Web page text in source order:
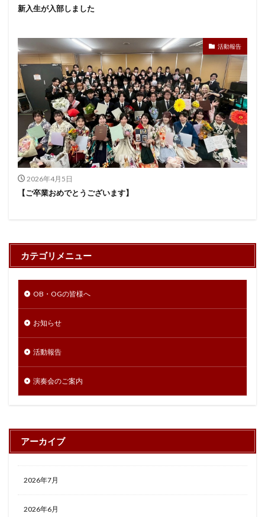
新入生が入部しました
活動報告
2026年4月5日
【ご卒業おめでとうございます】
カテゴリメニュー
OB・OGの皆様へ
お知らせ
活動報告
演奏会のご案内
アーカイブ
2026年7月
2026年6月